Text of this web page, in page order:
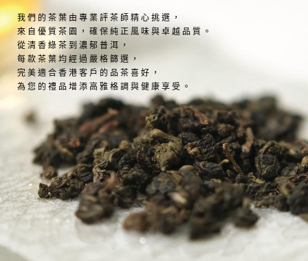
我們的茶葉由專業評茶師精心挑選，
來自優質茶園，確保純正風味與卓越品質。
從清香綠茶到濃郁普洱，
每款茶葉均經過嚴格篩選，
完美適合香港客戶的品茶喜好，
為您的禮品增添高雅格調與健康享受。